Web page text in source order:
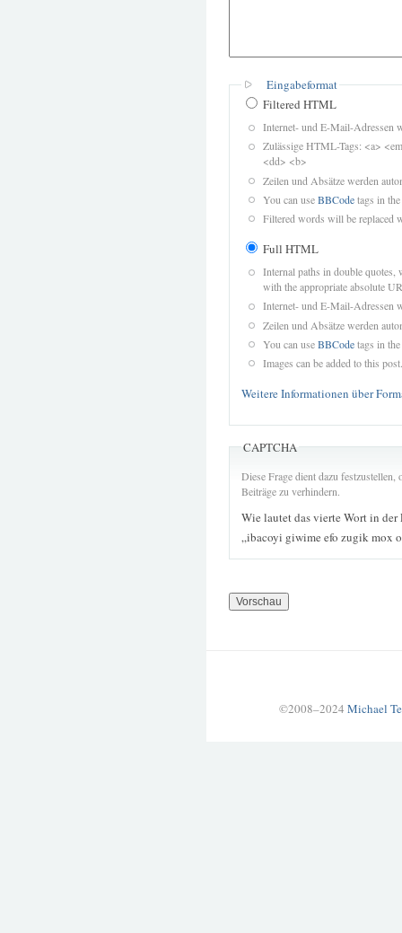
Eingabeformat
Filtered HTML
Internet- und E-Mail-Adressen
Zulässige HTML-Tags: <a>
<dd> <b>
Zeilen und Absätze werden
You can useBBCodetags in
Filtered words will be replaced
Full HTML
Internal paths in double quotes,
with the appropriate absolute
Internet- und E-Mail-Adressen
Zeilen und Absätze werden
You can useBBCodetags in
Images can be added to this post.
Weitere Informationen über
CAPTCHA
Diese Frage dient dazu
Beiträge zu verhindern.
Wie lautet das vierte Wort in der
„ibacoyi giwime efo zugik mox
©2008–2024 Michael